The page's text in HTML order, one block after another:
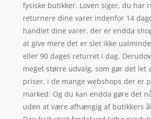
fysiske butikker. Loven siger, du har
returnere dine varer indenfor 14
handlet dine varer, der er endda
at give mere det er slet ikke
eller 90 dages returret i dag.
meget større udvalg, som gør det let
priser, i de mange webshops der er
marked. Og du kan endda gøre det
uden at være afhængig af butikkers